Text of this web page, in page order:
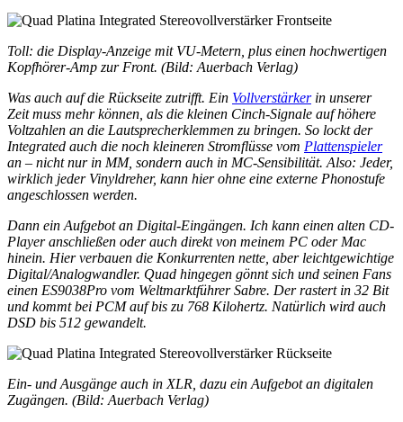
Toll: die Display-Anzeige mit VU-Metern, plus einen hochwertigen
Kopfhörer-Amp zur Front. (Bild: Auerbach Verlag)
Was auch auf die Rückseite zutrifft. Ein Vollverstärkerin unserer
Zeit muss mehr können, als die kleinen Cinch-Signale auf höhere
Voltzahlen an die Lautsprecherklemmen zu bringen. So lockt der
Integrated auch die noch kleineren Stromflüsse vom Plattenspieler
an – nicht nur in MM, sondern auch in MC-Sensibilität. Also: Jeder,
wirklich jeder Vinyldreher, kann hier ohne eine externe Phonostufe
angeschlossen werden.
Dann ein Aufgebot an Digital-Eingängen. Ich kann einen alten CD-
Player anschließen oder auch direkt von meinem PC oder Mac
hinein. Hier verbauen die Konkurrenten nette, aber leichtgewichtige
Digital/Analogwandler. Quad hingegen gönnt sich und seinen Fans
einen ES9038Pro vom Weltmarktführer Sabre. Der rastert in 32 Bit
und kommt bei PCM auf bis zu 768 Kilohertz. Natürlich wird auch
DSD bis 512 gewandelt.
Ein- und Ausgänge auch in XLR, dazu ein Aufgebot an digitalen
Zugängen. (Bild: Auerbach Verlag)